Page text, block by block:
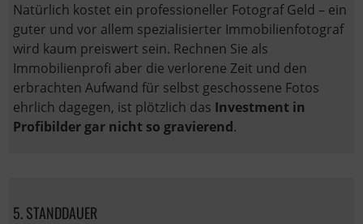
Natürlich kostet ein professioneller Fotograf Geld – ein
guter und vor allem spezialisierter Immobilienfotograf
wird kaum preiswert sein. Rechnen Sie als
Immobilienprofi aber die verlorene Zeit und den
erbrachten Aufwand für selbst geschossene Fotos
ehrlich dagegen, ist plötzlich das Investment in
Profibilder gar nicht so gravierend.
5. STANDDAUER